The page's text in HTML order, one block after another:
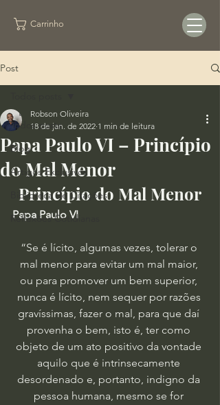
Carrinho
Post
Todos posts
Blog
Artigos Exclusivos
Biblioteca de Citações
Reflexões Cotidianas
Papa Paulo VI – Princípio
do Mal Menor
Robson Oliveira
18 de jan. de 2022 1 min de leitura
Princípio do Mal Menor
Papa Paulo VI
“Se é lícito, algumas vezes, tolerar o
mal menor para evitar um mal maior,
ou para promover um bem superior,
nunca é lícito, nem sequer por razões
gravíssimas, fazer o mal, para que daí
provenha o bem, isto é, ter como
objeto de um ato positivo da vontade
aquilo que é intrinsecamente
desordenado e, portanto, indigno da
pessoa humana, mesmo se for